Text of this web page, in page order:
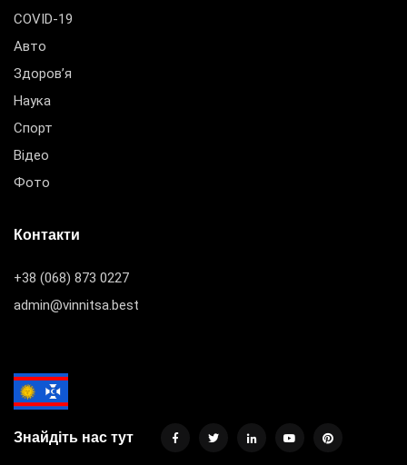
COVID-19
Авто
Здоров’я
Наука
Спорт
Відео
Фото
Контакти
+38 (068) 873 0227
admin@vinnitsa.best
Знайдіть нас тут